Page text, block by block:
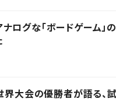
ログな「ボードゲーム
界大会の優勝者が語る、